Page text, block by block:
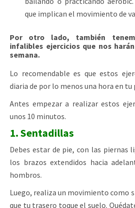
que implican el movimiento de
Por otro lado, también
infalibles ejercicios que nos
semana.
Lo recomendable es que estos
diaria de por lo menos una hora en tu
Antes empezar a realizar estos
unos 10 minutos.
1. Sentadillas
Debes estar de pie, con las piernas
los brazos extendidos hacia
hombros.
Luego, realiza un movimiento como
que tu trasero toque el suelo.